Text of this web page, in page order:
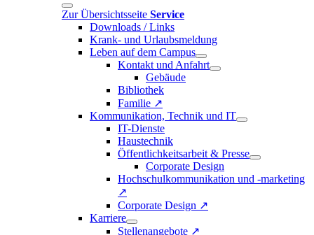
Zur Übersichtsseite Service
Downloads / Links
Krank- und Urlaubsmeldung
Leben auf dem Campus
Kontakt und Anfahrt
Gebäude
Bibliothek
Familie ↗
Kommunikation, Technik und IT
IT-Dienste
Haustechnik
Öffentlichkeitsarbeit & Presse
Corporate Design
Hochschulkommunikation und -marketing
↗
Corporate Design ↗
Karriere
Stellenangebote ↗